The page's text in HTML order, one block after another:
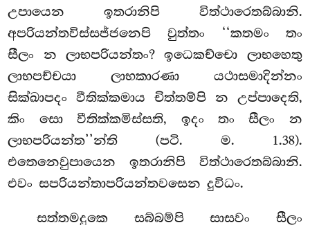
උපායෙන ඉතරානිපි විත්ථාරෙතබ්බානි.
අපරියන්තවිස්සජ්ජනෙපි වුත්තං ‘‘කතමං තං
සීලං න ලාභපරියන්තං? ඉධෙකච්චො ලාභහෙතු
ලාභපච්චයා ලාභකාරණා යථාසමාදින්නං
සික්ඛාපදං වීතික්කමාය චිත්තම්පි න උප්පාදෙති,
කිං සො වීතික්කමිස්සති, ඉදං තං සීලං න
ලාභපරියන්ත’’න්ති (පටි. ම. 1.38).
එතෙනෙවුපායෙන ඉතරානිපි විත්ථාරෙතබ්බානි.
එවං සපරියන්තාපරියන්තවසෙන දුවිධං.
සත්තමදුකෙ සබ්බම්පි සාසවං සීලං